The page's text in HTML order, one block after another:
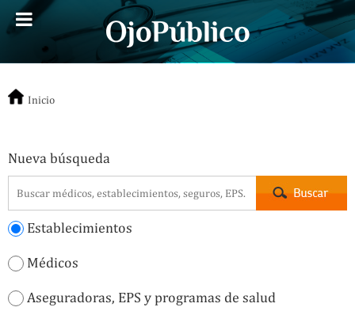
Inicio
Nueva búsqueda
Establecimientos
Médicos
Aseguradoras, EPS y programas de salud